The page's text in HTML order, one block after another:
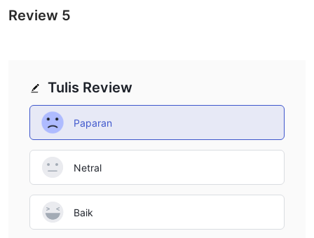
financial institution.
Tulis Review
Paparan
Netral
Baik
Review 5